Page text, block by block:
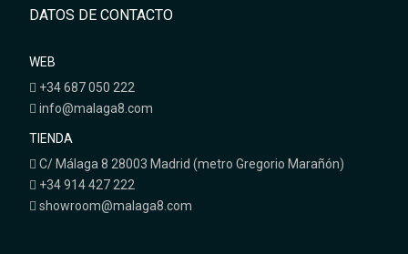
DATOS DE CONTACTO
WEB
+34 687 050 222
info@malaga8.com
TIENDA
C/ Málaga 8 28003 Madrid (metro Gregorio Marañón)
+34 914 427 222
showroom@malaga8.com